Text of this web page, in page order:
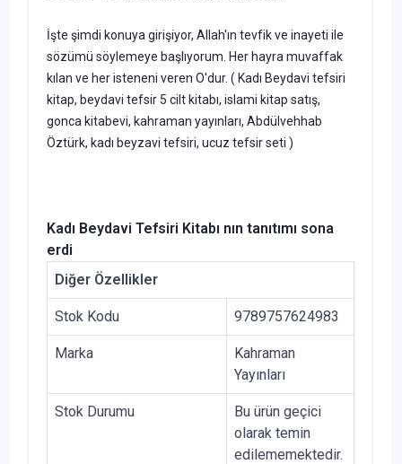
İşte şimdi konuya girişiyor, Allah'ın tevfik ve inayeti ile
sözümü söylemeye başlıyorum. Her hayra muvaffak
kılan ve her isteneni ve­ren O'dur. ( Kadı Beydavi tefsiri
kitap, beydavi tefsir 5 cilt kitabı, islami kitap satış,
gonca kitabevi, kahraman yayınları, Abdülvehhab
Öztürk, kadı beyzavi tefsiri, ucuz tefsir seti )
Kadı Beydavi Tefsiri Kitabı nın tanıtımı sona
erdi
Diğer Özellikler
Stok Kodu 9789757624983
Marka
Kahraman
Yayınları
Stok Durumu
Bu ürün geçici
olarak temin
edilememektedir.